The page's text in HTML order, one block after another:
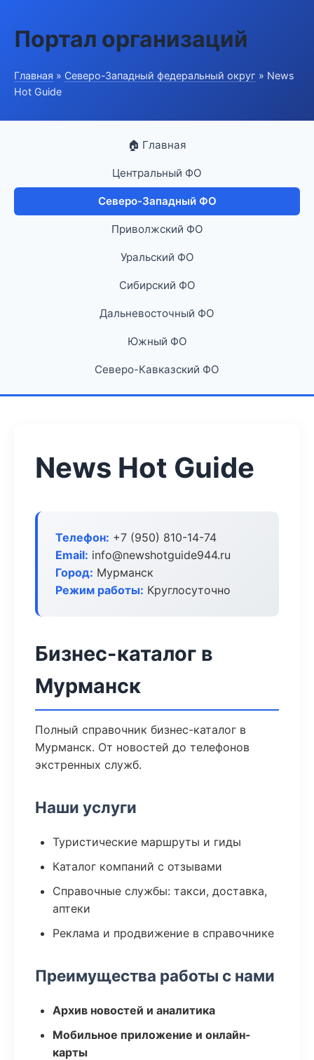
Портал организаций
Главная » Северо-Западный федеральный округ » News
Hot Guide
🏠 Главная
Центральный ФО
Северо-Западный ФО
Приволжский ФО
Уральский ФО
Сибирский ФО
Дальневосточный ФО
Южный ФО
Северо-Кавказский ФО
News Hot Guide
Телефон: +7 (950) 810-14-74
Email: info@newshotguide944.ru
Город: Мурманск
Режим работы: Круглосуточно
Бизнес-каталог в
Мурманск
Полный справочник бизнес-каталог в
Мурманск. От новостей до телефонов
экстренных служб.
Наши услуги
Туристические маршруты и гиды
Каталог компаний с отзывами
Справочные службы: такси, доставка,
аптеки
Реклама и продвижение в справочнике
Преимущества работы с нами
Архив новостей и аналитика
Мобильное приложение и онлайн-
карты